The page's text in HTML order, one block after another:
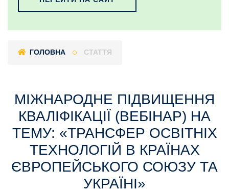
ГОЛОВНА СТАТТЯ
МІЖНАРОДНЕ ПІДВИЩЕННЯ
КВАЛІФІКАЦІЇ (ВЕБІНАР) НА
ТЕМУ: «ТРАНСФЕР ОСВІТНІХ
ТЕХНОЛОГІЙ В КРАЇНАХ
ЄВРОПЕЙСЬКОГО СОЮЗУ ТА
УКРАЇНІ»